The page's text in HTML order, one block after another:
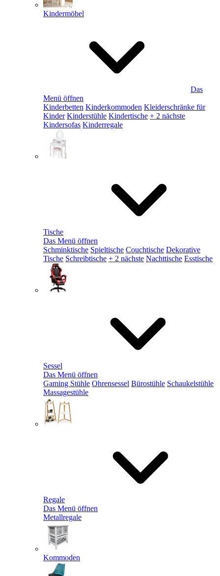
Kindermöbel
Das
Menü öffnen
Kinderbetten Kinderkommoden Kleiderschränke für
Kinder Kinderstühle Kindertische + 2 nächste
Kindersofas Kinderregale
Tische
Das Menü öffnen
Schminktische Spieltische Couchtische Dekorative
Tische Schreibtische + 2 nächste Nachttische Esstische
Sessel
Das Menü öffnen
Gaming Stühle Ohrensessel Bürostühle Schaukelstühle
Massagestühle
Regale
Das Menü öffnen
Metallregale
Kommoden